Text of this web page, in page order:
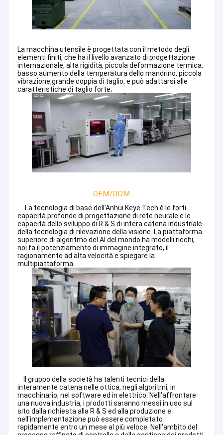
Casa
Circa noi
Giro della fabbrica
Controllo di qualità
Contattici
Notizie
Richieda una citazione
Macchina per l'ispezione delle bottiglie
Macchina di ispezione del tappo
Macchina per l'ispezione della preforma
Macchina di ispezione IML
La macchina utensile è progettata con il metodo degli
elementi finiti, che ha il livello avanzato di progettazione
internazionale, alta rigidità, piccola deformazione termica,
basso aumento della temperatura dello mandrino, piccola
vibrazione,grande coppia di taglio, e può adattarsi alle
caratteristiche di taglio forte;
OEM/ODM
La tecnologia di base dell'Anhui Keye Tech è le forti
capacità profonde di progettazione di rete neurale e le
capacità dello sviluppo di R & S di intera catena industriale
della tecnologia di rilevazione della visione. La piattaforma
superiore di algoritmo del AI del mondo ha modelli ricchi,
noi fa il potenziamento di immagine integrato, il
ragionamento ad alta velocità e spiegare la
multipiattaforma.
Il gruppo della società ha talenti tecnici della
interamente catena nelle ottica, negli algoritmi, in
macchinario, nel software ed in elettrico. Nell'affrontare
una nuova industria, i prodotti saranno messi in uso sul
sito dalla richiesta alla R & S ed alla produzione e
nell'implementazione può essere completato
rapidamente entro un mese al più veloce. Nell'ambito del
Soluzione di ispezione visiva